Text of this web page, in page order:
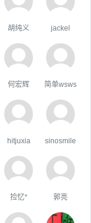
胡纯义 jackel
何宏辉 简单wsws
hitjuxia sinosmile
捡忆* 郭亮